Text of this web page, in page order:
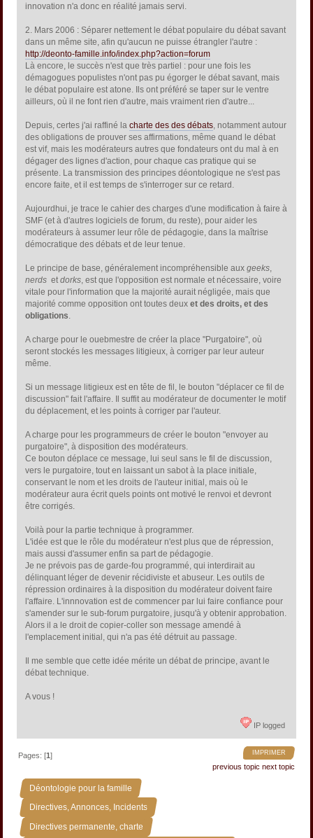
innovation n'a donc en réalité jamais servi.
2. Mars 2006 : Séparer nettement le débat populaire du débat savant
dans un même site, afin qu'aucun ne puisse étrangler l'autre :
http://deonto-famille.info/index.php?action=forum
Là encore, le succès n'est que très partiel : pour une fois les
démagogues populistes n'ont pas pu égorger le débat savant, mais
le débat populaire est atone. Ils ont préféré se taper sur le ventre
ailleurs, où il ne font rien d'autre, mais vraiment rien d'autre...
Depuis, certes j'ai raffiné lacharte des des débats, notamment autour
des obligations de prouver ses affirmations, même quand le débat
est vif, mais les modérateurs autres que fondateurs ont du mal à en
dégager des lignes d'action, pour chaque cas pratique qui se
présente. La transmission des principes déontologique ne s'est pas
encore faite, et il est temps de s'interroger sur ce retard.
Aujourdhui, je trace le cahier des charges d'une modification à faire à
SMF (et à d'autres logiciels de forum, du reste), pour aider les
modérateurs à assumer leur rôle de pédagogie, dans la maîtrise
démocratique des débats et de leur tenue.
Le principe de base, généralement incompréhensible auxgeeks,
nerds etdorks, est que l'opposition est normale et nécessaire, voire
vitale pour l'information que la majorité aurait négligée, mais que
majorité comme opposition ont toutes deuxet des droits, et des
obligations.
A charge pour le ouebmestre de créer la place "Purgatoire", où
seront stockés les messages litigieux, à corriger par leur auteur
même.
Si un message litigieux est en tête de fil, le bouton "déplacer ce fil de
discussion" fait l'affaire. Il suffit au modérateur de documenter le motif
du déplacement, et les points à corriger par l'auteur.
A charge pour les programmeurs de créer le bouton "envoyer au
purgatoire", à disposition des modérateurs.
Ce bouton déplace ce message, lui seul sans le fil de discussion,
vers le purgatoire, tout en laissant un sabot à la place initiale,
conservant le nom et les droits de l'auteur initial, mais où le
modérateur aura écrit quels points ont motivé le renvoi et devront
être corrigés.
Voilà pour la partie technique à programmer.
L'idée est que le rôle du modérateur n'est plus que de répression,
mais aussi d'assumer enfin sa part de pédagogie.
Je ne prévois pas de garde-fou programmé, qui interdirait au
délinquant léger de devenir récidiviste et abuseur. Les outils de
répression ordinaires à la disposition du modérateur doivent faire
l'affaire. L'innnovation est de commencer par lui faire confiance pour
s'amender sur le sub-forum purgatoire, jusqu'à y obtenir approbation.
Alors il a le droit de copier-coller son message amendé à
l'emplacement initial, qui n'a pas été détruit au passage.
Il me semble que cette idée mérite un débat de principe, avant le
débat technique.
A vous !
IP logged
IMPRIMER
Pages: [1]
previous topic next topic
Déontologie pour la famille »
Directives, Annonces, Incidents »
Directives permanente, charte »